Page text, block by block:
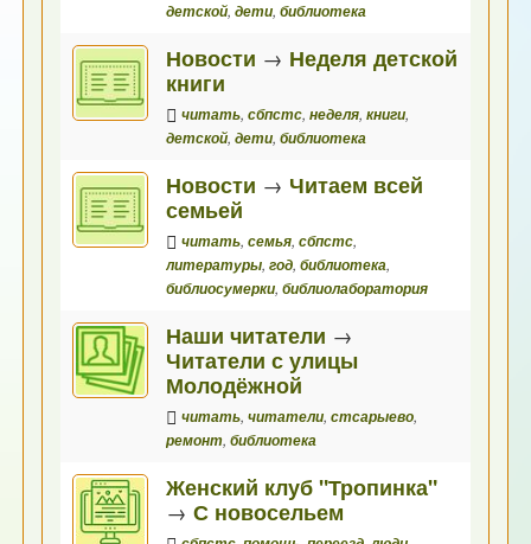
детской,дети,библиотека
Новости → Неделя детской
книги
читать,сбпстс,неделя,книги,
детской,дети,библиотека
Новости → Читаем всей
семьей
читать,семья,сбпстс,
литературы,год,библиотека,
библиосумерки,библиолаборатория
Наши читатели →
Читатели с улицы
Молодёжной
читать,читатели,стсарыево,
ремонт,библиотека
Женский клуб "Тропинка"
→С новосельем